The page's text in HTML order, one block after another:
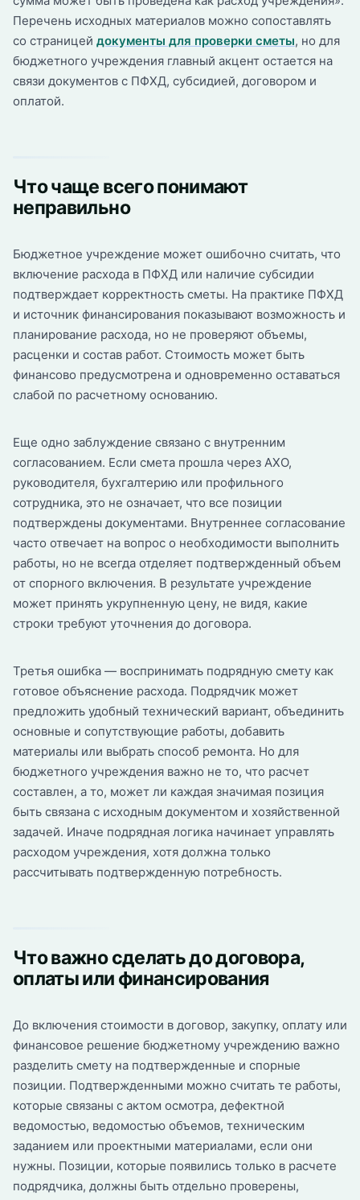
Перечень исходных материалов можно сопоставлять
со страницей документы для проверки сметы, но для
бюджетного учреждения главный акцент остается на
связи документов с ПФХД, субсидией, договором и
оплатой.
Что чаще всего понимают
неправильно
Бюджетное учреждение может ошибочно считать, что
включение расхода в ПФХД или наличие субсидии
подтверждает корректность сметы. На практике ПФХД
и источник финансирования показывают возможность и
планирование расхода, но не проверяют объемы,
расценки и состав работ. Стоимость может быть
финансово предусмотрена и одновременно оставаться
слабой по расчетному основанию.
Еще одно заблуждение связано с внутренним
согласованием. Если смета прошла через АХО,
руководителя, бухгалтерию или профильного
сотрудника, это не означает, что все позиции
подтверждены документами. Внутреннее согласование
часто отвечает на вопрос о необходимости выполнить
работы, но не всегда отделяет подтвержденный объем
от спорного включения. В результате учреждение
может принять укрупненную цену, не видя, какие
строки требуют уточнения до договора.
Третья ошибка — воспринимать подрядную смету как
готовое объяснение расхода. Подрядчик может
предложить удобный технический вариант, объединить
основные и сопутствующие работы, добавить
материалы или выбрать способ ремонта. Но для
бюджетного учреждения важно не то, что расчет
составлен, а то, может ли каждая значимая позиция
быть связана с исходным документом и хозяйственной
задачей. Иначе подрядная логика начинает управлять
расходом учреждения, хотя должна только
рассчитывать подтвержденную потребность.
Что важно сделать до договора,
оплаты или финансирования
До включения стоимости в договор, закупку, оплату или
финансовое решение бюджетному учреждению важно
разделить смету на подтвержденные и спорные
позиции. Подтвержденными можно считать те работы,
которые связаны с актом осмотра, дефектной
ведомостью, ведомостью объемов, техническим
заданием или проектными материалами, если они
нужны. Позиции, которые появились только в расчете
подрядчика, должны быть отдельно проверены,